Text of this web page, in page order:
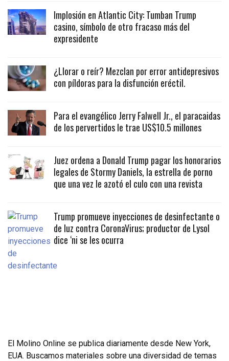
Implosión en Atlantic City: Tumban Trump
casino, símbolo de otro fracaso más del
expresidente
¿Llorar o reír? Mezclan por error antidepresivos
con píldoras para la disfunción eréctil.
Para el evangélico Jerry Falwell Jr., el paracaidas
de los pervertidos le trae US$10.5 millones
Juez ordena a Donald Trump pagar los honorarios
legales de Stormy Daniels, la estrella de porno
que una vez le azotó el culo con una revista
Trump promueve inyecciones de desinfectante o
de luz contra CoronaVirus; productor de Lysol
dice ‘ni se les ocurra
El Molino Online se publica diariamente desde New York,
EUA. Buscamos materiales sobre una diversidad de temas